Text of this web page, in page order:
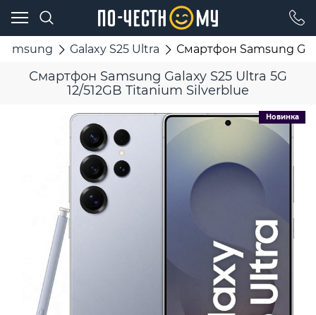
Galaxy S25 Ultra Смартфон Samsung
Смартфон Samsung Galaxy S25 Ultra 5G
12/512GB Titanium Silverblue
Новинка